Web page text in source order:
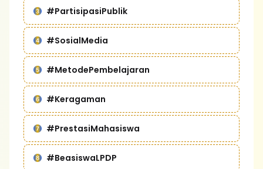
#PartisipasiPublik
#SosialMedia
#MetodePembelajaran
#Keragaman
#PrestasiMahasiswa
#BeasiswaLPDP